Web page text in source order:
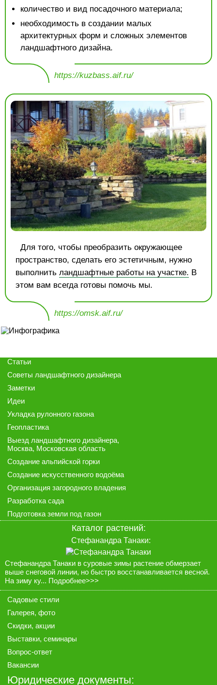
количество и вид посадочного материала;
необходимость в создании малых
архитектурных форм и сложных элементов
ландшафтного дизайна.
https://kuzbass.aif.ru/
Для того, чтобы преобразить окружающее
пространство, сделать его эстетичным, нужно
выполнить ландшафтные работы на участке. В
этом вам всегда готовы помочь мы.
https://omsk.aif.ru/
Статьи
Советы ландшафтного дизайнера
Заметки
Идеи
Укладка рулонного газона
Геопластика
Выезд ландшафтного дизайнера,
Москва, Московская область
Создание альпийской горки
Создание искусственного водоёма
Организация загородного владения
Разработка сада
Подготовка земли под газон
Каталог растений:
Стефанандра Танаки:
Стефанандра Танаки в суровые зимы растение обмерзает
выше снеговой линии, но быстро восстанавливается весной.
На зиму ку... Подробнее>>>
Садовые стили
Галерея, фото
Скидки, акции
Выставки, семинары
Вопрос-ответ
Вакансии
Юридические документы: